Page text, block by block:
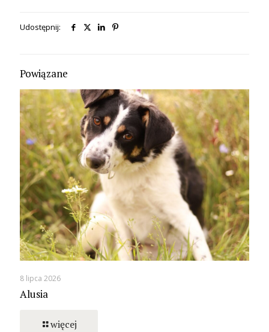
Udostępnij:
Powiązane
8 lipca 2026
Alusia
więcej